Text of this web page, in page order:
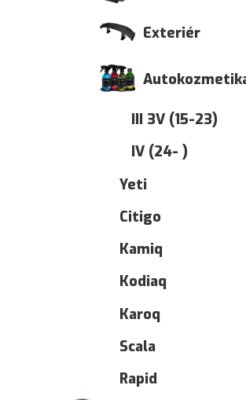
Exteriér
III 3V (15-23)
IV (24- )
Yeti
Citigo
Kamiq
Kodiaq
Karoq
Scala
Rapid